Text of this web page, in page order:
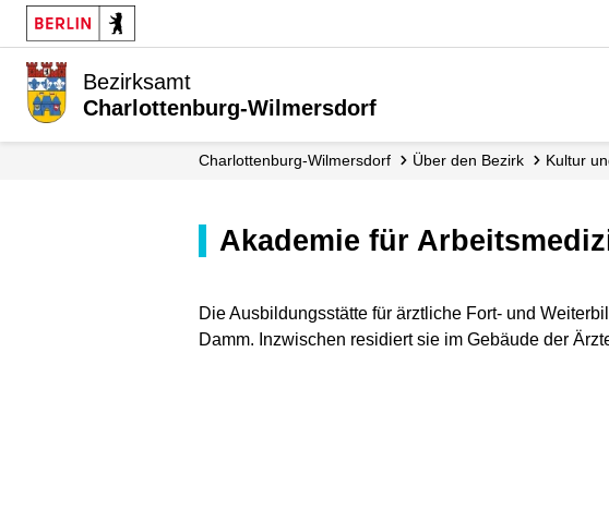
Bezirksamt
Charlottenburg-Wilmersdorf
Charlottenburg-Wilmersdorf Über den Bezirk Kultur
Akademie für
Die Ausbildungsstätte für ärztliche Fort- und
Damm. Inzwischen residiert sie im Gebäude der